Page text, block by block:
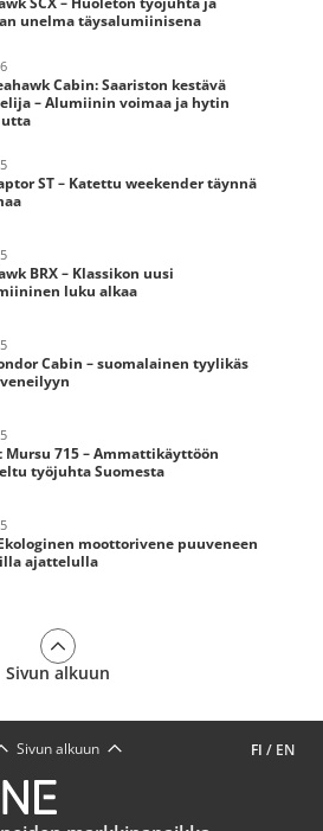
unelma täysalumiinisena
Cabin: Saariston kestävä
– Alumiinin voimaa ja hytin
ST – Katettu weekender täynnä
BRX – Klassikon uusi
luku alkaa
Cabin – suomalainen tyylikäs
Mursu 715 – Ammattikäyttöön
työjuhta Suomesta
moottorivene puuveneen
ajattelulla
Sivun alkuun
FI / EN
Sivun alkuun